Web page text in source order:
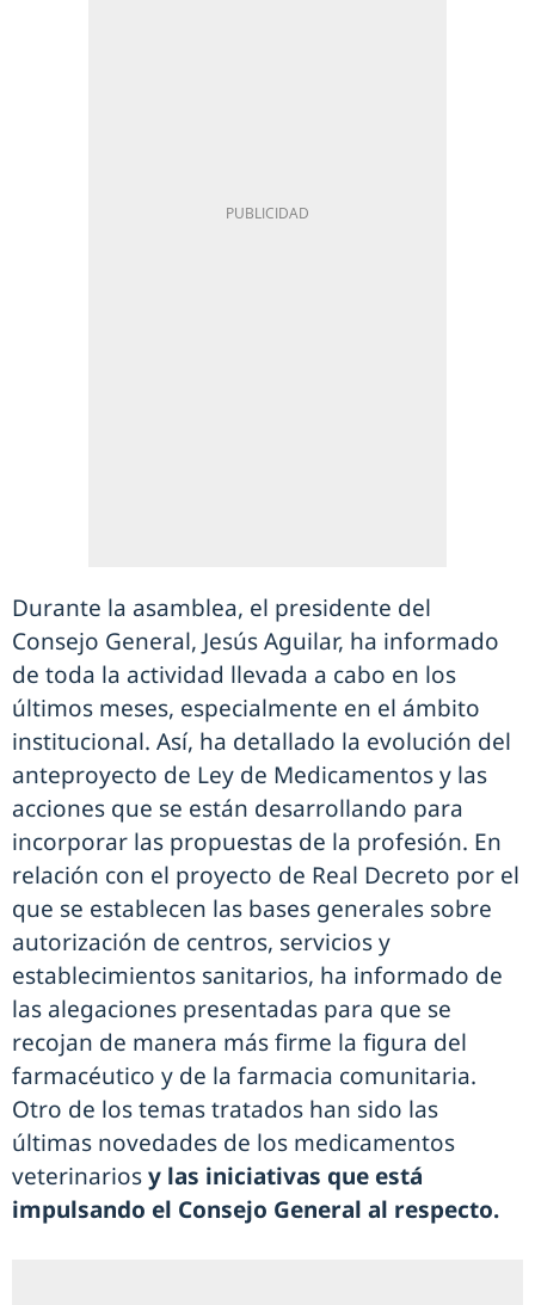
Durante la asamblea, el presidente del
Consejo General, Jesús Aguilar, ha informado
de toda la actividad llevada a cabo en los
últimos meses, especialmente en el ámbito
institucional. Así, ha detallado la evolución del
anteproyecto de Ley de Medicamentos y las
acciones que se están desarrollando para
incorporar las propuestas de la profesión. En
relación con el proyecto de Real Decreto por el
que se establecen las bases generales sobre
autorización de centros, servicios y
establecimientos sanitarios, ha informado de
las alegaciones presentadas para que se
recojan de manera más firme la figura del
farmacéutico y de la farmacia comunitaria.
Otro de los temas tratados han sido las
últimas novedades de los medicamentos
veterinariosy las iniciativas que está
impulsando el Consejo General al respecto.